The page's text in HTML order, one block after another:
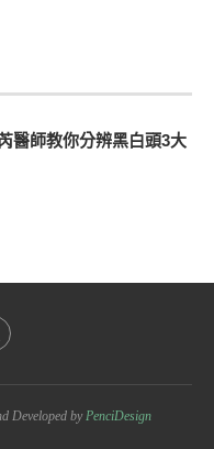
醫師教你分辨黑白頭3大
Developed byPenciDesign